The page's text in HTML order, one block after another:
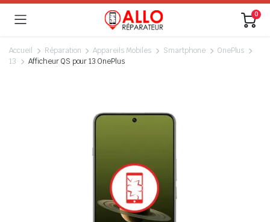
0
Accueil Réparation Appareils Mobiles Smartphone
OnePlus
13
Afficheur QS pour 13 OnePlus